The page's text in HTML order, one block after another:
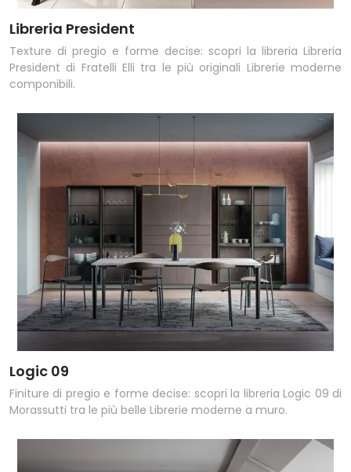
Libreria President
Texture di pregio e forme decise: scopri la libreria Libreria
President di Fratelli Elli tra le più originali Librerie moderne
componibili.
Logic 09
Finiture di pregio e forme decise: scopri la libreria Logic 09 di
Morassutti tra le più belle Librerie moderne a muro.